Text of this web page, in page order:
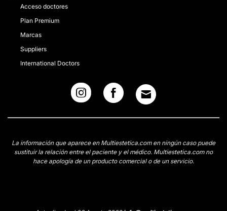
Acceso doctores
Plan Premium
Marcas
Suppliers
International Doctors
La información que aparece en Multiestetica.com en ningún caso puede
sustituir la relación entre el paciente y el médico. Multiestetica.com no
hace apología de un producto comercial o de un servicio.